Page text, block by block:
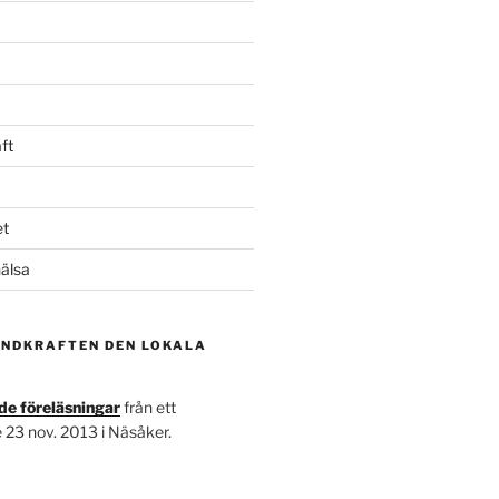
DEN LOKALA
föreläsningarfrån ett
nov. 2013 i Näsåker.